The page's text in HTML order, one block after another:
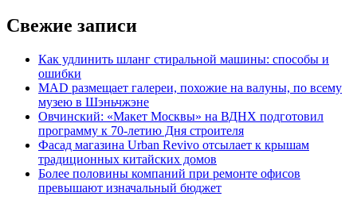
Свежие записи
Как удлинить шланг стиральной машины: способы и
ошибки
MAD размещает галереи, похожие на валуны, по всему
музею в Шэньчжэне
Овчинский: «Макет Москвы» на ВДНХ подготовил
программу к 70-летию Дня строителя
Фасад магазина Urban Revivo отсылает к крышам
традиционных китайских домов
Более половины компаний при ремонте офисов
превышают изначальный бюджет